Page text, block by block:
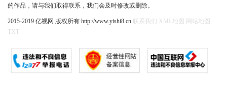
的作品，请与我们取得联系，我们会及时修改或删除。
2015-2019 亿视网 版权所有 http://www.yishi8.cn 联系我们 XML地图
网站地图
TXT